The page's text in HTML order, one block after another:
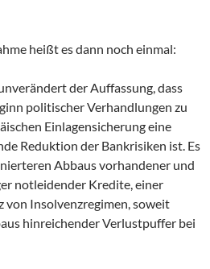
heißt es dann noch einmal:
der Auffassung, dass
politischer Verhandlungen zu
Einlagensicherung eine
Reduktion der Bankrisiken ist. Es
Abbaus vorhandener und
notleidender Kredite, einer
von Insolvenzregimen, soweit
hinreichender Verlustpuffer bei